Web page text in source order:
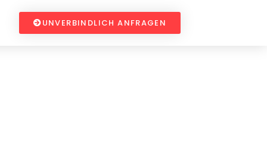
UNVERBINDLICH ANFRAGEN